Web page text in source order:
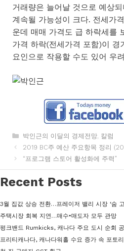
거래량은 늘어날 것으로 예상
계속될 가능성이 크다. 전세가
운데 매매 가격도 급 하락세를
가격 하락(전세가격 포함)이 경
요인으로 작용할 수도 있어 우
카
테
리
박인근의 이달의 경제전망, 칼럼
2019 BC주 예산 주요항목 정리
“프로그램 스토어 활성화에 주력”
Recent Posts
3월 집값 상승 전환…프레이저 밸리 시장 ‘숨 고
주택시장 회복 지연…매수•매도자 모두 관망
펑크밴드 Rumkicks, 캐나다 주요 도시 순회
프리티캐나다, 캐나다워홀 수요 증가 속 포토